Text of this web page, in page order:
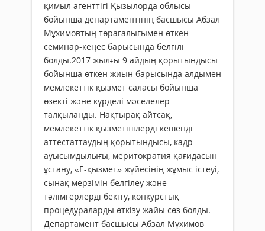
қимыл агенттігі Қызылорда облысы
бойынша департаментінің басшысы Абзал
Мұхимовтың төрағалығымен өткен
семинар-кеңес барысында белгілі
болды.2017 жылғы 9 айдың қорытындысы
бойынша өткен жиын барысында алдымен
мемлекеттік қызмет саласы бойынша
өзекті және күрделі мәселелер
талқыланды. Нақтырақ айтсақ,
мемлекеттік қызметшілерді кешенді
аттестаттаудың қорытындысы, кадр
ауысымдылығы, меритократия қағидасын
ұстану, «Е-қызмет» жүйесінің жұмыс істеуі,
сынақ мерзімін белгілеу және
тәлімгерлерді бекіту, конкурстық
процедураларды өткізу жайы сөз болды.
Департамент басшысы Абзал Мұхимов